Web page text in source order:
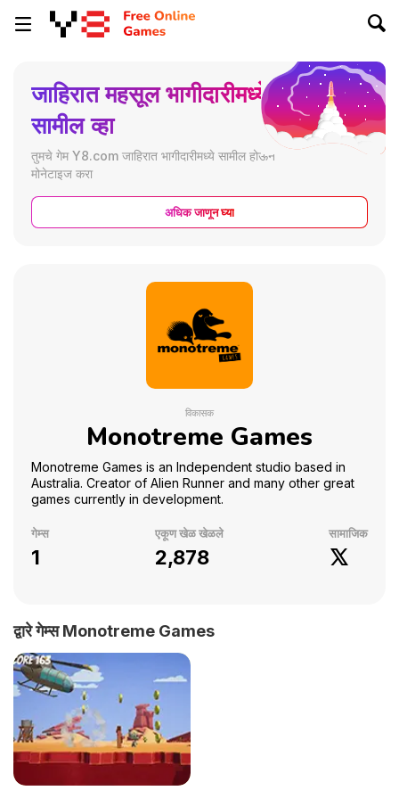
विकासक
Monotreme Games
Monotreme Games is an Independent studio based in
Australia. Creator of Alien Runner and many other great
games currently in development.
गेम्स
1
एकूण खेळ खेळले
2,878
सामाजिक
जाहिरात महसूल भागीदारीमध्ये
सामील व्हा
तुमचे गेम Y8.com जाहिरात भागीदारीमध्ये सामील होऊन
मोनेटाइज करा
अधिक जाणून घ्या
द्वारे गेम्स Monotreme Games